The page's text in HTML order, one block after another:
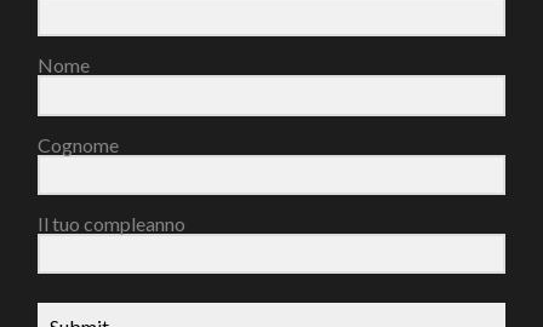
Nome
Cognome
Il tuo compleanno